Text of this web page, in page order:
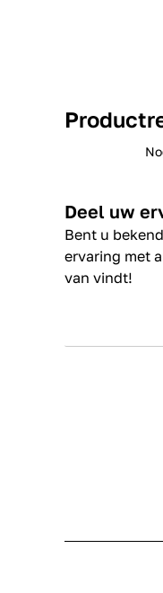
Deel uw
Bent u
ervaring met
van vindt!